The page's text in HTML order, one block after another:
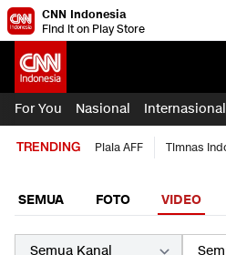
CNN Indonesia
Find it on Play Store
For You Nasional Internasional
TRENDING Piala AFF Timnas
SEMUA FOTO VIDEO